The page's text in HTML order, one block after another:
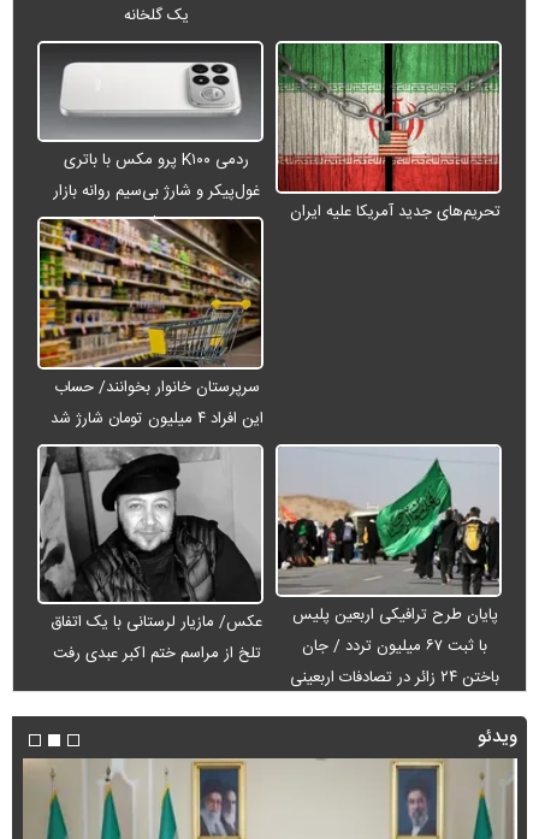
یک گلخانه
تحریم‌های جدید آمریکا علیه ایران
ردمی K۱۰۰ پرو مکس با باتری
غول‌پیکر و شارژ بی‌سیم روانه بازار
می‌شود
سرپرستان خانوار بخوانند/ حساب
این افراد ۴ میلیون تومان شارژ شد
پایان طرح ترافیکی اربعین پلیس
با ثبت ۶۷ میلیون تردد / جان
باختن ۲۴ زائر در تصادفات اربعینی
عکس/ مازیار لرستانی با یک اتفاق
تلخ از مراسم ختم اکبر عبدی رفت
ویدئو